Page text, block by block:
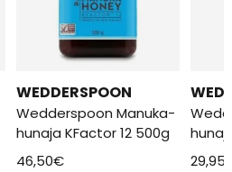
WEDDERSPOON
Wedderspoon Manuka-
hunaja KFactor 12 500g
46,50€
29,95